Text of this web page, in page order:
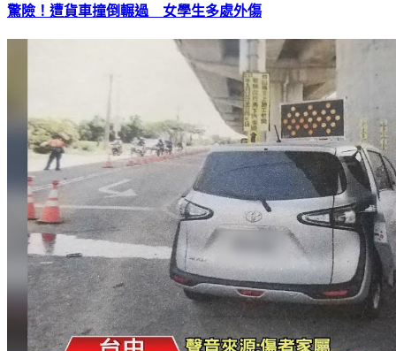
驚險！遭貨車撞倒輾過 女學生多處外傷